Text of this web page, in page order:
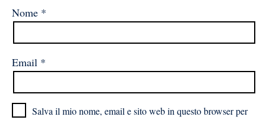
Nome *
Email *
Salva il mio nome, email e sito web in questo browser per